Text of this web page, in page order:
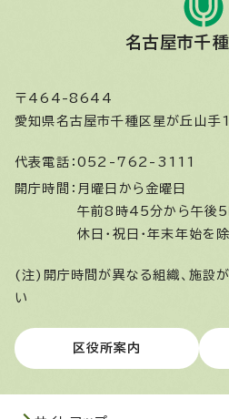
名古屋市千
〒464-8644
愛知県名古屋市千種区星が丘山
代表電話： 052-762-3111
開庁時間： 月曜日から金曜日
午前8時45分から午後
休日・祝日・年末年始を除
(注)開庁時間が異なる組織、施設
い
区役所案内